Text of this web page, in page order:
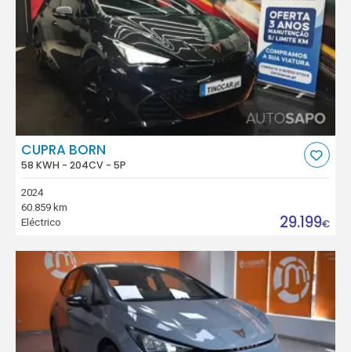
CUPRA BORN
58 KWH - 204CV - 5P
2024
60.859 km
Eléctrico
29.199€